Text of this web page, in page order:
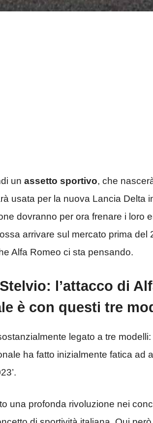
un assetto sportivo, che
usata per la nuova Lancia Delta
dovranno per ora frenare i loro
arrivare sul mercato prima del
Alfa Romeo ci sta pensando.
l’attacco di
è con questi tre
legato a tre
ha fatto inizialmente fatica ad
una profonda rivoluzione nei